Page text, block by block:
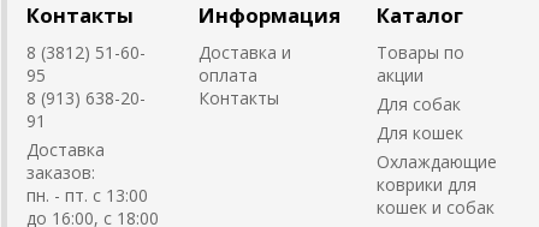
Контакты
8 (3812) 51-60-
95
8 (913) 638-20-
91
Доставка
заказов:
пн. - пт. с 13:00
до 16:00, с 18:00
Информация
Доставка и
оплата
Контакты
Каталог
Товары по
акции
Для собак
Для кошек
Охлаждающие
коврики для
кошек и собак